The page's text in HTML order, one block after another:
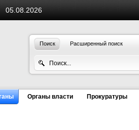
05.08.2026
Поиск Расширенный поиск
Органы власти Прокуратуры